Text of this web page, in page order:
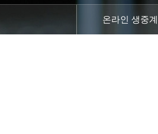
온라인 생중계